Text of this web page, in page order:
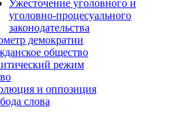
Ужесточение уголовного и
уголовно-процесуального
законодательства
демократии
общество
режим
и оппозиция
слова